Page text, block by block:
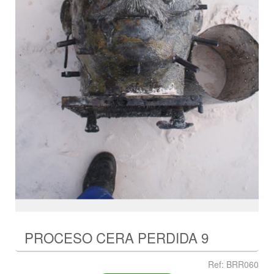
PROCESO CERA PERDIDA 9
Ref: BRR060